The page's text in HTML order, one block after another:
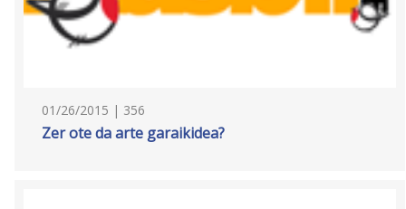
01/26/2015 | 356
Zer ote da arte garaikidea?